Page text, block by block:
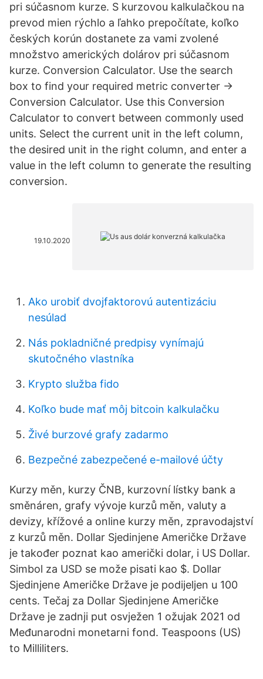
pri súčasnom kurze. S kurzovou kalkulačkou na
prevod mien rýchlo a ľahko prepočítate, koľko
českých korún dostanete za vami zvolené
množstvo amerických dolárov pri súčasnom
kurze. Conversion Calculator. Use the search
box to find your required metric converter →
Conversion Calculator. Use this Conversion
Calculator to convert between commonly used
units. Select the current unit in the left column,
the desired unit in the right column, and enter a
value in the left column to generate the resulting
conversion.
19.10.2020
Ako urobiť dvojfaktorovú autentizáciu
nesúlad
Nás pokladničné predpisy vynímajú
skutočného vlastníka
Krypto služba fido
Koľko bude mať môj bitcoin kalkulačku
Živé burzové grafy zadarmo
Bezpečné zabezpečené e-mailové účty
Kurzy měn, kurzy ČNB, kurzovní lístky bank a
směnáren, grafy vývoje kurzů měn, valuty a
devizy, křížové a online kurzy měn, zpravodajství
z kurzů měn. Dollar Sjedinjene Američke Države
je također poznat kao američki dolar, i US Dollar.
Simbol za USD se može pisati kao $. Dollar
Sjedinjene Američke Države je podijeljen u 100
cents. Tečaj za Dollar Sjedinjene Američke
Države je zadnji put osvježen 1 ožujak 2021 od
Međunarodni monetarni fond. Teaspoons (US)
to Milliliters.